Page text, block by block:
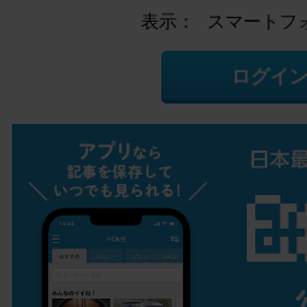
表示： スマートフ
ログイン